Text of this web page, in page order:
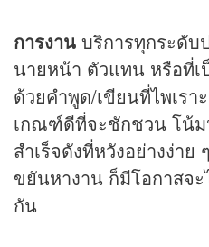
การงาน บริการทุกระดับ
นายหน้า ตัวแทน หรือที่เ
ด้วยคำพูด/เขียนที่ไพเรา
เกณฑ์ดีที่จะชักชวน โน้ม
สำเร็จดังที่หวังอย่างง่าย
ขยันหางาน ก็มีโอกาสจ
กัน